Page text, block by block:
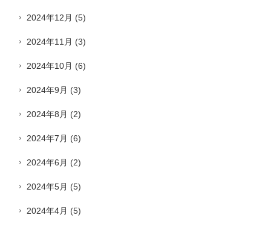
2024年12月 (5)
2024年11月 (3)
2024年10月 (6)
2024年9月 (3)
2024年8月 (2)
2024年7月 (6)
2024年6月 (2)
2024年5月 (5)
2024年4月 (5)